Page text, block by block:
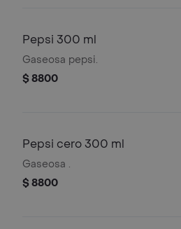
Pepsi 300 ml
Gaseosa pepsi.
$ 8800
Pepsi cero 300 ml
Gaseosa .
$ 8800